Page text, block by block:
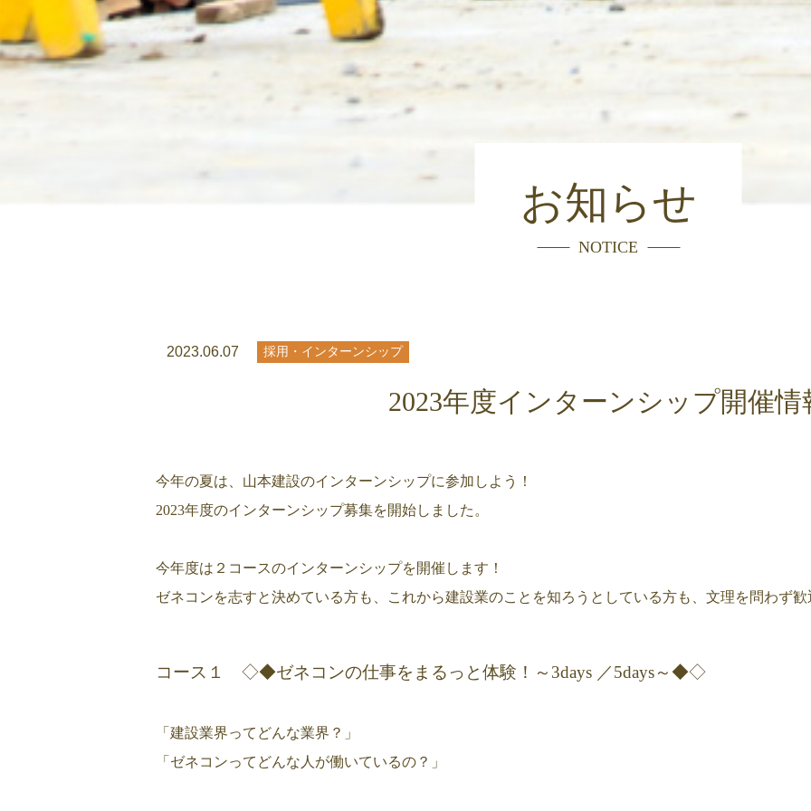
お知らせ
NOTICE
2023.06.07 採用・インターンシップ
2023年度インターンシップ開催情
今年の夏は、山本建設のインターンシップに参加しよう！
2023年度のインターンシップ募集を開始しました。
今年度は２コースのインターンシップを開催します！
ゼネコンを志すと決めている方も、これから建設業のことを知ろうとしている方も、文理を問わず
コース１ ◇◆ゼネコンの仕事をまるっと体験！～3days ／5days～◆◇
「建設業界ってどんな業界？」
「ゼネコンってどんな人が働いているの？」